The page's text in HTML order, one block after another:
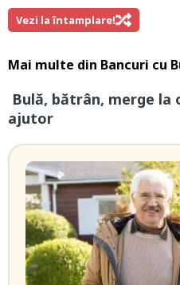
Vezi la întamplare!
Mai multe din Bancuri cu
Bulă, bătrân, merge la
ajutor